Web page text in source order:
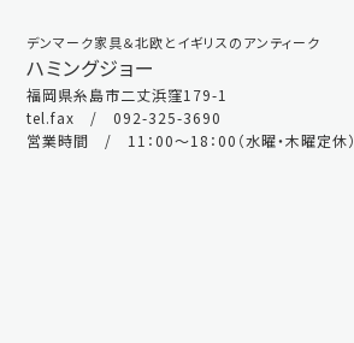
デンマーク家具＆北欧とイギリスのアンティーク
ハミングジョー
福岡県糸島市二丈浜窪179-1
tel.fax / 092-325-3690
営業時間 / 11：00～18：00（水曜・木曜定休）